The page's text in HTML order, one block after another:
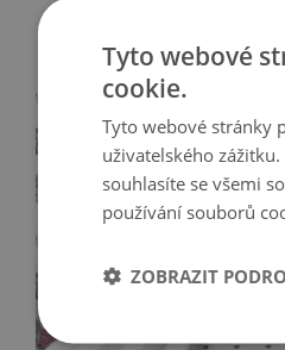
Cena: 5 049 Kč
Tyto webové
cookie.
Tyto webové stránky
uživatelského
souhlasíte se všemi
používání souborů
ZOBRAZIT